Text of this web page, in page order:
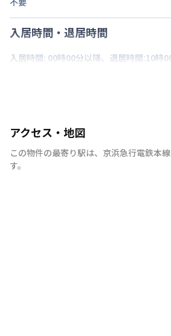
入居時間・退居時間
入居時間: 00時00分以降、退居時間:10時
アクセス・地図
この物件の最寄り駅は、 京浜急行電鉄本線
す。